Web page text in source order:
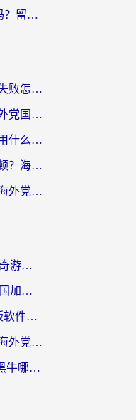
央视影音VIP海外可以看吗？留学生亲测有效的回国加速器选择指南
女神星球海外服务器链接失败怎么解决？海外党国服游戏加速避坑指南
日本怎么玩君临传奇？海外党国服游戏加速避坑指南（附菲律宾欧洲玩家实测）
海外党必看：打穿越火线用什么加速器？解决延迟卡顿，还能玩奇妙拼图世界和第五人格
波兰怎么玩无悔华夏不卡顿？海外国服游戏加速器终极指南（附征途2萤火突击解决方案）
英国怎么玩叫我大掌柜？海外党国服游戏加速避坑指南（附实测推荐）
ChickCN VPN好用吗？和奇游手游VPN对比哪个回国效果更好？海外党亲测实用指南
海外党必看：PC VPN+回国加速器怎么选？无缝访问国内资源全攻略
海外党别踩坑！iOS破解版软件不可靠？教你选对回国加速器无缝看国内资源
雷神手游和快喵好用吗？海外党亲测5款回国加速器，附斧牛Bling对比+微信视频号解决办法
海外党纠结ChickCN和小黑牛哪个好？一篇帮你选对回国加速器的实用指南